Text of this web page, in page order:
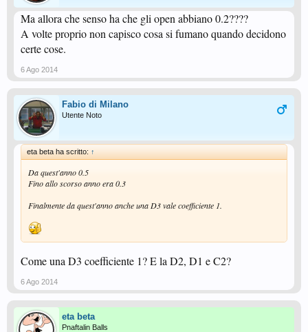
Ma allora che senso ha che gli open abbiano 0.2????
A volte proprio non capisco cosa si fumano quando decidono
certe cose.
6 Ago 2014
Fabio di Milano
Utente Noto
eta beta ha scritto: ↑
Da quest'anno 0.5
Fino allo scorso anno era 0.3
Finalmente da quest'anno anche una D3 vale coefficiente 1.
Come una D3 coefficiente 1? E la D2, D1 e C2?
6 Ago 2014
eta beta
Pnaftalin Balls